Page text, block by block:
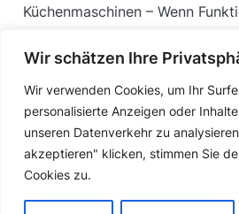
Wir schätzen Ihre
Wir verwenden Cookies, um Ihr
personalisierte Anzeigen oder
unseren Datenverkehr zu
akzeptieren" klicken, stimmen Sie
Cookies zu.
Küchenmaschinen – Wenn
DATENSCHUTZERKLÄRUNG